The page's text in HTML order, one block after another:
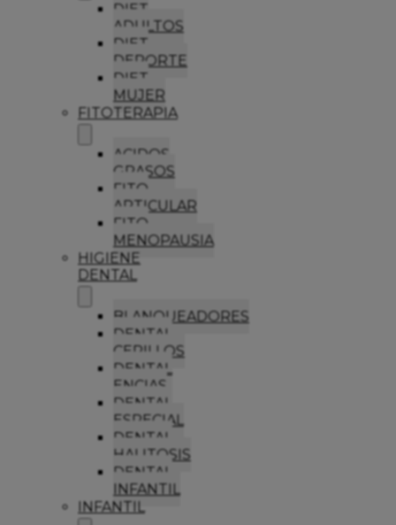
DIET
ADULTOS
DIET
DEPORTE
DIET
MUJER
FITOTERAPIA
ACIDOS
GRASOS
FITO
ARTICULAR
FITO
MENOPAUSIA
HIGIENE
DENTAL
BLANQUEADORES
DENTAL
CEPILLOS
DENTAL
ENCIAS
DENTAL
ESPECIAL
DENTAL
HALITOSIS
DENTAL
INFANTIL
INFANTIL